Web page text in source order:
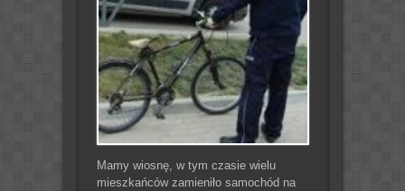
Mamy wiosnę, w tym czasie wielu
mieszkańców zamieniło samochód na